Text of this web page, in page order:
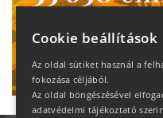
heti
Ne
Cookie beállítások
Az oldal sütiket használ a
fokozása céljából.
Az oldal böngészésével
adatvédelmi tájékoztató